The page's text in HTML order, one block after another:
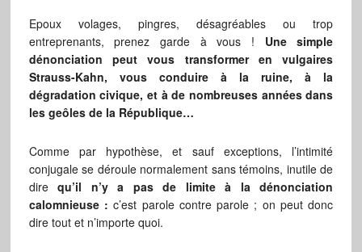
Epoux volages, pingres, désagréables ou trop
entreprenants, prenez garde à vous ! Une simple
dénonciation peut vous transformer en vulgaires
Strauss-Kahn, vous conduire à la ruine, à la
dégradation civique, et à de nombreuses années dans
les geôles de la République…
Comme par hypothèse, et sauf exceptions, l’intimité
conjugale se déroule normalement sans témoins, inutile de
direqu’il n’y a pas de limite à la dénonciation
calomnieuse :c’est parole contre parole ; on peut donc
dire tout et n’importe quoi.